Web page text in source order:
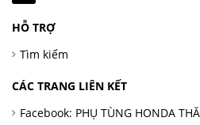
HỖ TRỢ
Tìm kiếm
CÁC TRANG LIÊN KẾT
Facebook: PHỤ TÙNG HONDA